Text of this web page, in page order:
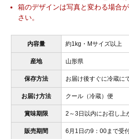
箱のデザインは写真と変わる場合
さい。
内容量 約1kg・Mサイズ以上
産地 山形県
保存方法 お届け後すぐに冷蔵に
お届け方法 クール（冷蔵）便
賞味期限 2～3日以内にお召し上
販売期間 6月1日の9：00まで受